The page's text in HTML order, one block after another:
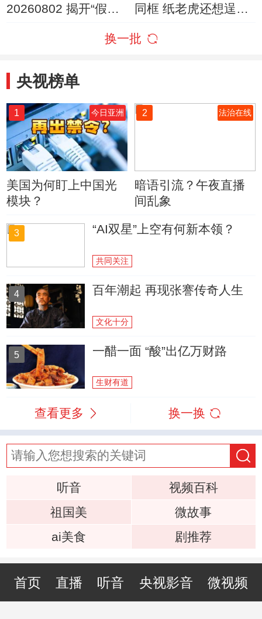
20260802 揭开“假洋
同框 纸老虎还想逞
换一批
央视榜单
1 今日亚洲
美国为何盯上中国光
模块？
2 法治在线
暗语引流？午夜直播
间乱象
3 “AI双星”上空有何新本领？
共同关注
4 百年潮起 再现张謇传奇人生
文化十分
5 一醋一面 “酸”出亿万财路
生财有道
查看更多 换一换
听音
视频百科
祖国美
微故事
ai美食
剧推荐
首页 直播 听音 央视影音 微视频